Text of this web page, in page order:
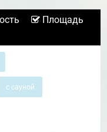
Площадь
с сауной